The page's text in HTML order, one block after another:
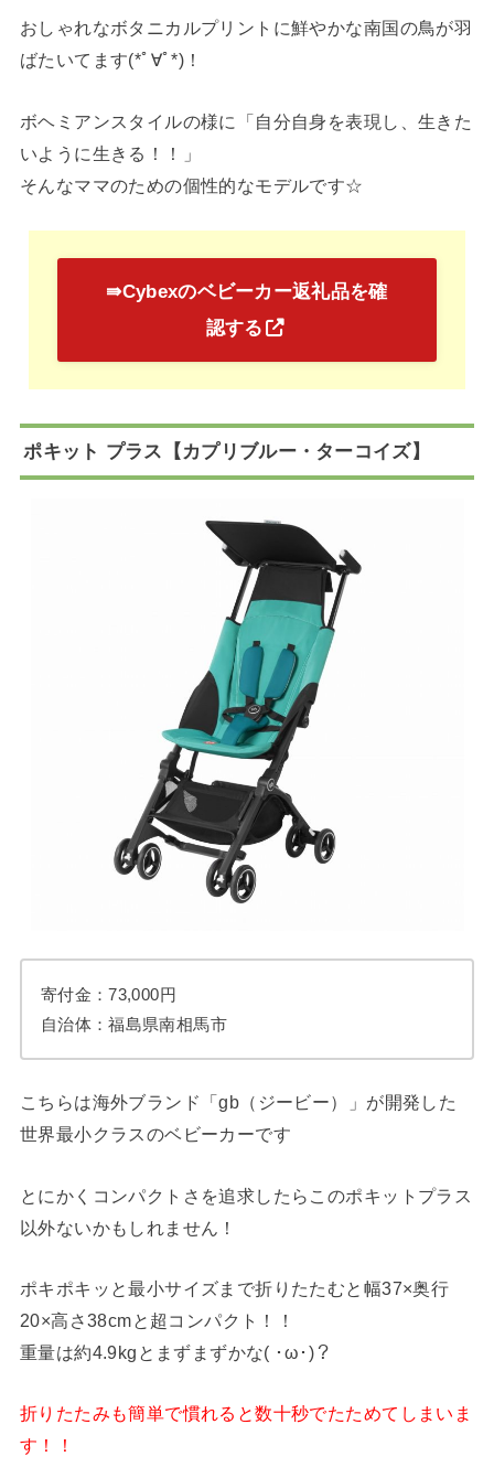
おしゃれなボタニカルプリントに鮮やかな南国の鳥が羽
ばたいてます(*ﾟ∀ﾟ*)！
ボヘミアンスタイルの様に「自分自身を表現し、生きた
いように生きる！！」
そんなママのための個性的なモデルです☆
⇛Cybexのベビーカー返礼品を確
認する
ポキット プラス【カプリブルー・ターコイズ】
寄付金：73,000円
自治体：福島県南相馬市
こちらは海外ブランド「gb（ジービー）」が開発した
世界最小クラスのベビーカーです
とにかくコンパクトさを追求したらこのポキットプラス
以外ないかもしれません！
ポキポキッと最小サイズまで折りたたむと幅37×奥行
20×高さ38cmと超コンパクト！！
重量は約4.9kgとまずまずかな( ･ω･)？
折りたたみも簡単で慣れると数十秒でたためてしまいま
す！！